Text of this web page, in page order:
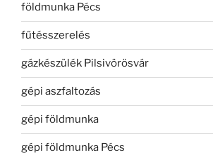
földmunka Pécs
fűtésszerelés
gázkészülék Pilsivörösvár
gépi aszfaltozás
gépi földmunka
gépi földmunka Pécs